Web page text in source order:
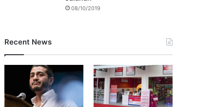
08/10/2019
Recent News